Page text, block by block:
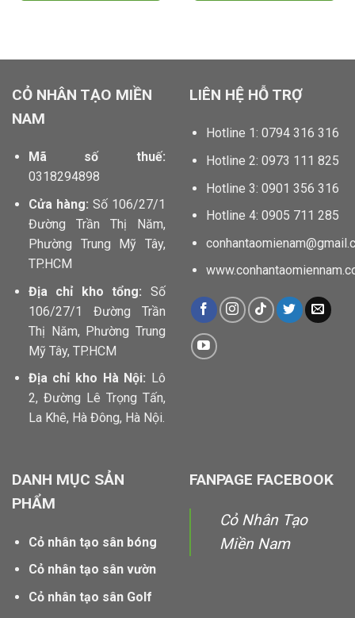
CỎ NHÂN TẠO MIỀN
NAM
Mã số thuế:
0318294898
Cửa hàng: Số 106/27/1
Đường Trần Thị Năm,
Phường Trung Mỹ Tây,
TP.HCM
Địa chỉ kho tổng: Số
106/27/1 Đường Trần
Thị Năm, Phường Trung
Mỹ Tây, TP.HCM
Địa chỉ kho Hà Nội: Lô
2, Đường Lê Trọng Tấn,
La Khê, Hà Đông, Hà Nội.
LIÊN HỆ HỖ TRỢ
Hotline 1: 0794 316 316
Hotline 2: 0973 111 825
Hotline 3: 0901 356 316
Hotline 4: 0905 711 285
DANH MỤC SẢN
PHẨM
Cỏ nhân tạo sân bóng
Cỏ nhân tạo sân vườn
Cỏ nhân tạo sân Golf
FANPAGE FACEBOOK
Cỏ Nhân Tạo
Miền Nam